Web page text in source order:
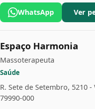
WhatsApp Ver
Espaço Harmonia
Massoterapeuta
Saúde
R. Sete de Setembro, 5210
79990-000